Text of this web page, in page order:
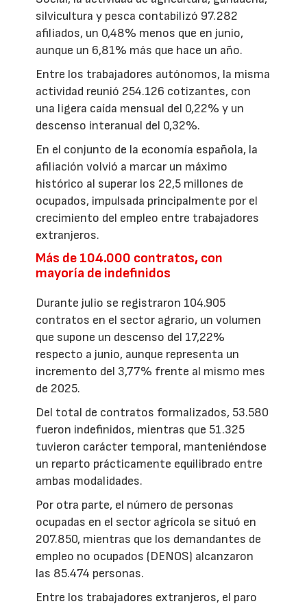
silvicultura y pesca contabilizó 97.282
afiliados, un 0,48% menos que en junio,
aunque un 6,81% más que hace un año.
Entre los trabajadores autónomos, la misma
actividad reunió 254.126 cotizantes, con
una ligera caída mensual del 0,22% y un
descenso interanual del 0,32%.
En el conjunto de la economía española, la
afiliación volvió a marcar un máximo
histórico al superar los 22,5 millones de
ocupados, impulsada principalmente por el
crecimiento del empleo entre trabajadores
extranjeros.
Más de 104.000 contratos, con
mayoría de indefinidos
Durante julio se registraron 104.905
contratos en el sector agrario, un volumen
que supone un descenso del 17,22%
respecto a junio, aunque representa un
incremento del 3,77% frente al mismo mes
de 2025.
Del total de contratos formalizados, 53.580
fueron indefinidos, mientras que 51.325
tuvieron carácter temporal, manteniéndose
un reparto prácticamente equilibrado entre
ambas modalidades.
Por otra parte, el número de personas
ocupadas en el sector agrícola se situó en
207.850, mientras que los demandantes de
empleo no ocupados (DENOS) alcanzaron
las 85.474 personas.
Entre los trabajadores extranjeros, el paro